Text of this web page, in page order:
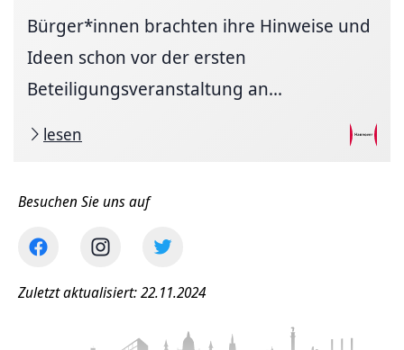
Bürger*innen brachten ihre Hinweise und
Ideen schon vor der ersten
Beteiligungsveranstaltung an...
lesen
Besuchen Sie uns auf
Zuletzt aktualisiert: 22.11.2024